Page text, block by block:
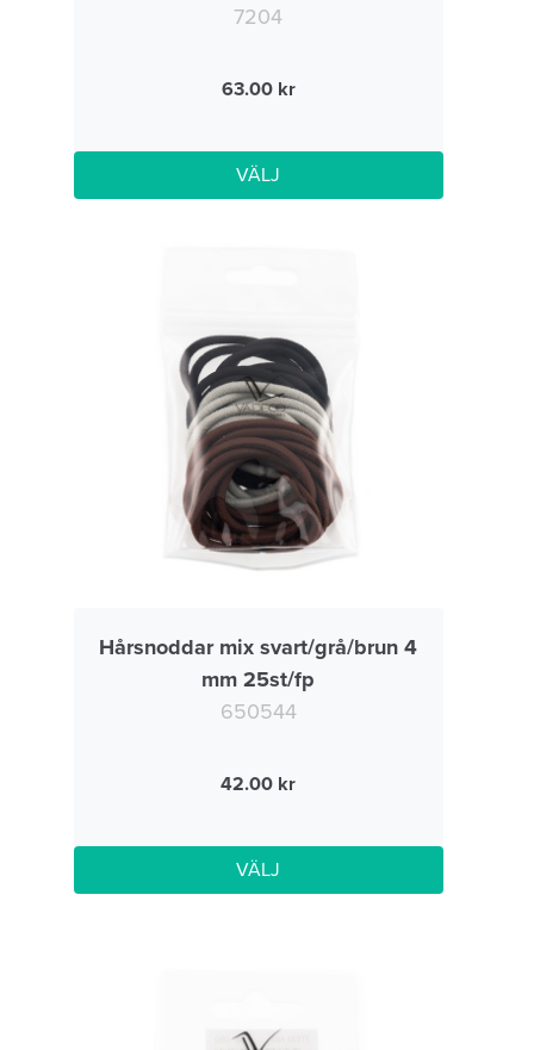
7204
63.00
VÄLJ
Hårsnoddar mix svart/grå/brun 4
mm 25st/fp
650544
42.00
VÄLJ